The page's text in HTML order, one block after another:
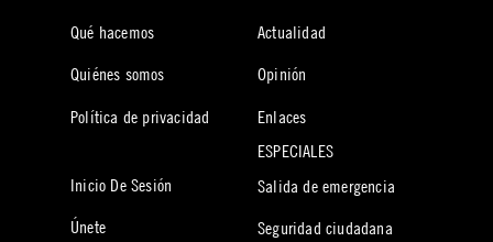
Qué hacemos
Quiénes somos
Política de privacidad
Inicio De Sesión
Únete
Actualidad
Opinión
Enlaces
ESPECIALES
Salida de emergencia
Seguridad ciudadana